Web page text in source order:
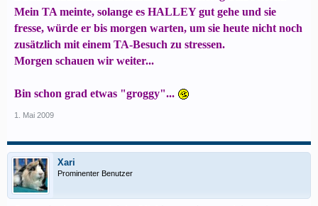
Mein TA meinte, solange es HALLEY gut gehe und sie
fresse, würde er bis morgen warten, um sie heute nicht noch
zusätzlich mit einem TA-Besuch zu stressen.
Morgen schauen wir weiter...
Bin schon grad etwas "groggy"...
1. Mai 2009
Xari
Prominenter Benutzer